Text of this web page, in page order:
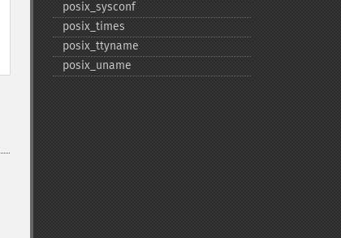
posix_​sysconf
posix_​times
posix_​ttyname
posix_​uname